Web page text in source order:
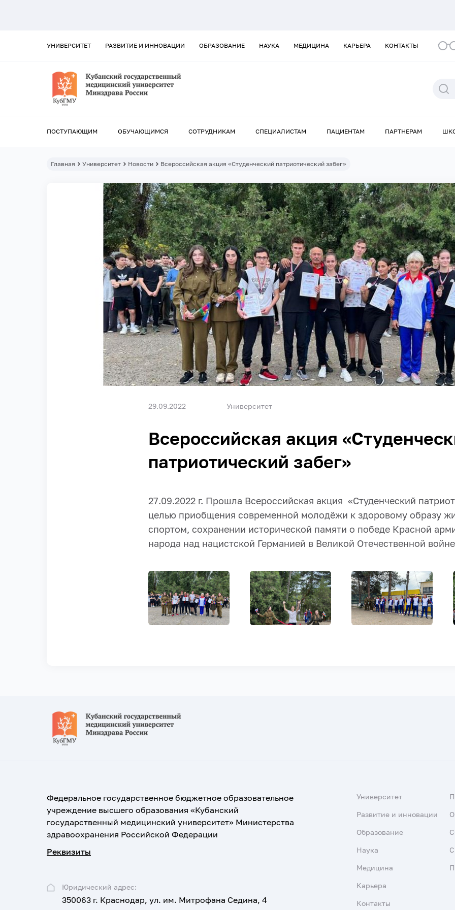
УНИВЕРСИТЕТ РАЗВИТИЕ И ИННОВАЦИИ ОБРАЗОВАНИЕ НАУКА МЕДИЦИНА КАРЬЕРА КОНТАКТЫ
ПОСТУПАЮЩИМ ОБУЧАЮЩИМСЯ СОТРУДНИКАМ СПЕЦИАЛИСТАМ ПАЦИЕНТАМ ПАРТНЕРАМ
Главная Университет Новости Всероссийская акция «Студенческий патриотический забег»
29.09.2022 Университет
Всероссийская акция
патриотический забег»
27.09.2022 г. Прошла Всероссийская акция «Студенческий
целью приобщения современной молодёжи к здоровому образу
спортом, сохранении исторической памяти о победе Красной
народа над нацистской Германией в Великой Отечественной
Федеральное государственное бюджетное образовательное
учреждение высшего образования «Кубанский
государственный медицинский университет» Министерства
здравоохранения Российской Федерации
Реквизиты
Юридический адрес:
350063 г. Краснодар, ул. им. Митрофана Седина, 4
Университет
Развитие и инновации
Образование
Наука
Медицина
Карьера
Контакты